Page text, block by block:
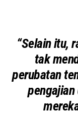
“Selain itu,
tak
perubatan